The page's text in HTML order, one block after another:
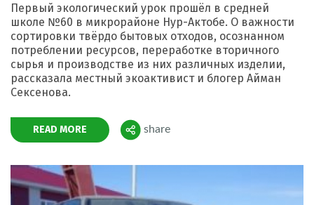
Первый экологический урок прошёл в средней
школе №60 в микрорайоне Нур-Актобе. О важности
сортировки твёрдо бытовых отходов, осознанном
потреблении ресурсов, переработке вторичного
сырья и производстве из них различных изделии,
рассказала местный экоактивист и блогер Айман
Сексенова.
READ MORE Поделиться
share